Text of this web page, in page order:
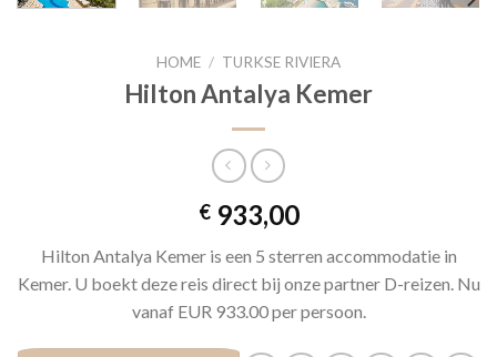
HOME / TURKSE RIVIERA
Hilton Antalya Kemer
€933,00
Hilton Antalya Kemer is een 5 sterren accommodatie in
Kemer. U boekt deze reis direct bij onze partner D-reizen. Nu
vanaf EUR 933.00 per persoon.